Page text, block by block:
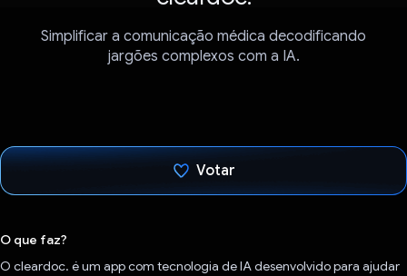
Simplificar a comunicação médica decodificando
jargões complexos com a IA.
Votar
O que faz?
O cleardoc. é um app com tecnologia de IA desenvolvido para ajudar